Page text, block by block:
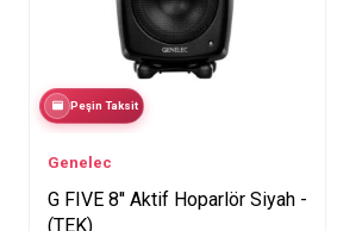
Peşin Taksit
Genelec
G FIVE 8'' Aktif Hoparlör Siyah -
(TEK)